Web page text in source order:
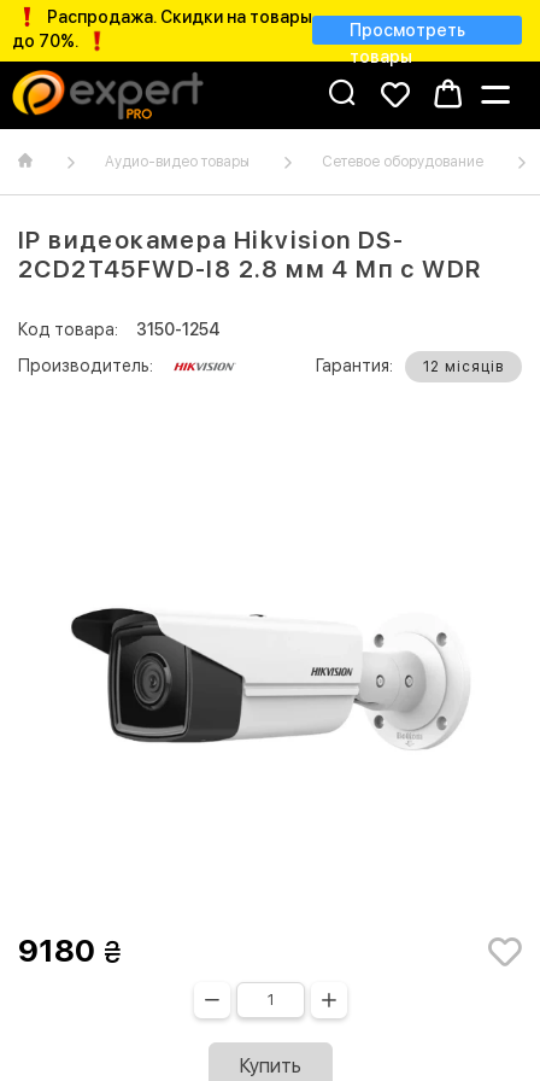
Распродажа. Скидки на товары
до 70%.
Просмотреть
товары
Аудио-видео товары Сетевое оборудование
IP видеокамера Hikvision DS-
2CD2T45FWD-I8 2.8 мм 4 Мп с WDR
Код товара:
3150-1254
Производитель:
Гарантия: 12 місяців
9180
Купить